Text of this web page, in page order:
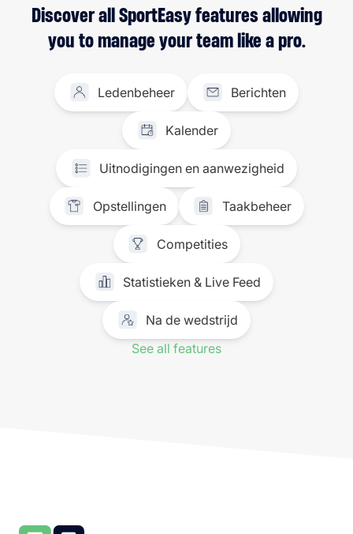
Discover all SportEasy features allowing
you to manage your team like a pro.
Ledenbeheer Berichten
Kalender
Uitnodigingen en aanwezigheid
Opstellingen Taakbeheer
Competities
Statistieken & Live Feed
Na de wedstrijd
See all features